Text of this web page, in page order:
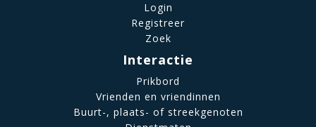
Login
Registreer
Zoek
Interactie
Prikbord
Vrienden en vriendinnen
Buurt-, plaats- of streekgenoten